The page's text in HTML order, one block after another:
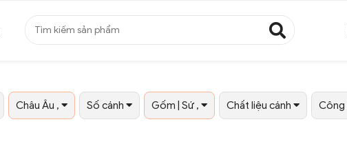
Châu Âu , Số cánh Gốm | Sứ , Chất liệu cánh Công